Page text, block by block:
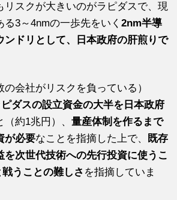
リスクが大きいのがラピダスで、現
る3～4nmの一歩先をいく2nm半導
ンドリとして、日本政府の肝煎りで
会社がリスクを負っている）
ダスの設立資金の大半を日本政府
（約1兆円）、量産体制を作るまで
が必要なことを指摘した上で、
既存
を次世代技術への先行投資に使うこ
うことの難しさ を指摘していま